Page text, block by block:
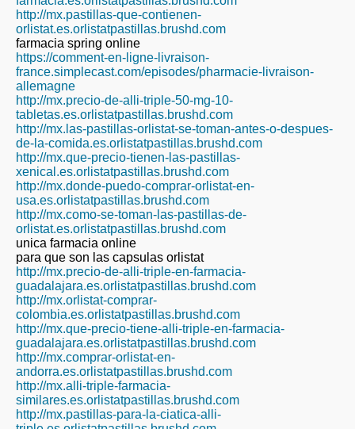
http://mx.pastillas-que-contienen-
orlistat.es.orlistatpastillas.brushd.com
farmacia spring online
https://comment-en-ligne-livraison-
france.simplecast.com/episodes/pharmacie-livraison-
allemagne
http://mx.precio-de-alli-triple-50-mg-10-
tabletas.es.orlistatpastillas.brushd.com
http://mx.las-pastillas-orlistat-se-toman-antes-o-despues-
de-la-comida.es.orlistatpastillas.brushd.com
http://mx.que-precio-tienen-las-pastillas-
xenical.es.orlistatpastillas.brushd.com
http://mx.donde-puedo-comprar-orlistat-en-
usa.es.orlistatpastillas.brushd.com
http://mx.como-se-toman-las-pastillas-de-
orlistat.es.orlistatpastillas.brushd.com
unica farmacia online
para que son las capsulas orlistat
http://mx.precio-de-alli-triple-en-farmacia-
guadalajara.es.orlistatpastillas.brushd.com
http://mx.orlistat-comprar-
colombia.es.orlistatpastillas.brushd.com
http://mx.que-precio-tiene-alli-triple-en-farmacia-
guadalajara.es.orlistatpastillas.brushd.com
http://mx.comprar-orlistat-en-
andorra.es.orlistatpastillas.brushd.com
http://mx.alli-triple-farmacia-
similares.es.orlistatpastillas.brushd.com
http://mx.pastillas-para-la-ciatica-alli-